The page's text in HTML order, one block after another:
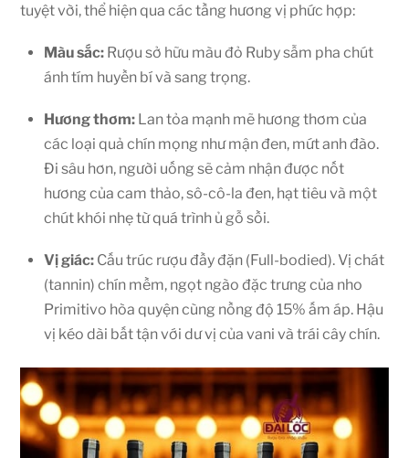
tuyệt vời, thể hiện qua các tầng hương vị phức hợp:
Màu sắc: Rượu sở hữu màu đỏ Ruby sẫm pha chút
ánh tím huyền bí và sang trọng.
Hương thơm: Lan tỏa mạnh mẽ hương thơm của
các loại quả chín mọng như mận đen, mứt anh đào.
Đi sâu hơn, người uống sẽ cảm nhận được nốt
hương của cam thảo, sô-cô-la đen, hạt tiêu và một
chút khói nhẹ từ quá trình ủ gỗ sồi.
Vị giác: Cấu trúc rượu đầy đặn (Full-bodied). Vị chát
(tannin) chín mềm, ngọt ngào đặc trưng của nho
Primitivo hòa quyện cùng nồng độ 15% ấm áp. Hậu
vị kéo dài bất tận với dư vị của vani và trái cây chín.